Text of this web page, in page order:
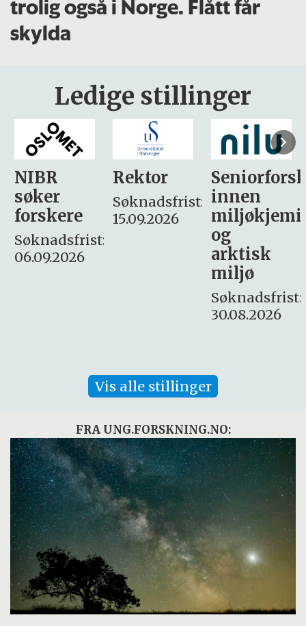
trolig også i Norge. Flått får
skylda
Ledige stillinger
Rektor
Søknadsfrist:
15.09.2026
Seniorforsker
innen
miljøkjemi
søker
– fast
Søknadsfrist:
16. august.
Vis alle stillinger
FRA UNG.FORSKNING.NO: